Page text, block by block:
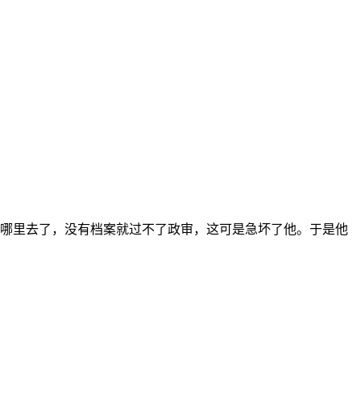
里去了，没有档案就过不了政审，这可是急坏了他。于是他